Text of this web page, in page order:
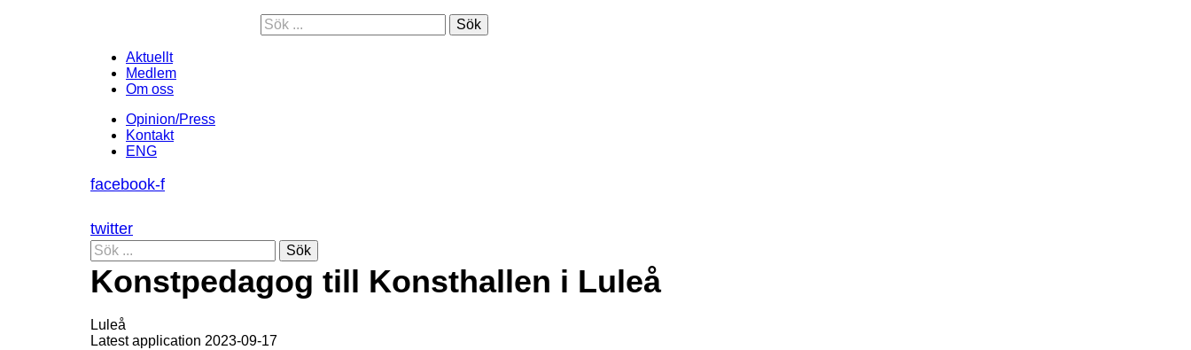
Sök
Aktuellt
Medlem
Om oss
Opinion/Press
Kontakt
ENG
facebook-f
twitter
Sök
Konstpedagog till Konsthallen i Luleå
Luleå
Latest application 2023-09-17